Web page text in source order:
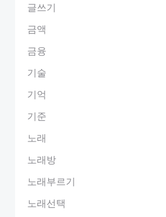
글쓰기
금액
금융
기술
기억
기준
노래
노래방
노래부르기
노래선택